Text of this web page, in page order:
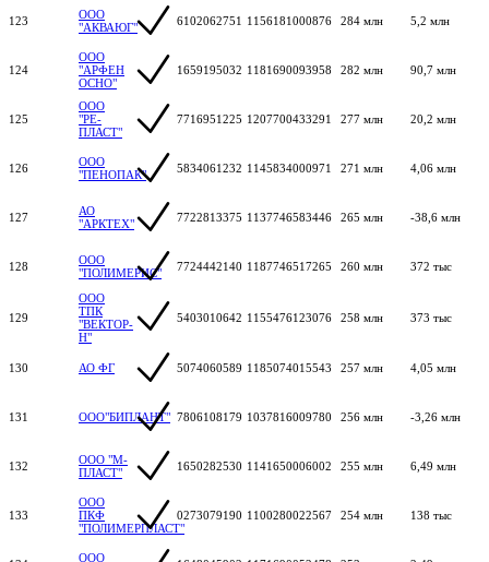
123
ООО
"АКВАЮГ"
6102062751 1156181000876 284 млн 5,2 млн
124
ООО
"АРФЕН
ОСНО"
1659195032 1181690093958 282 млн 90,7 млн
125
ООО
"РЕ-
ПЛАСТ"
7716951225 1207700433291 277 млн 20,2 млн
126
ООО
"ПЕНОПАК"
5834061232 1145834000971 271 млн 4,06 млн
127
АО
"АРКТЕХ"
7722813375 1137746583446 265 млн -38,6 млн
128
ООО
"ПОЛИМЕРИС"
7724442140 1187746517265 260 млн 372 тыс
129
ООО
ТПК
"ВЕКТОР-
Н"
5403010642 1155476123076 258 млн 373 тыс
130 АО ФГ 5074060589 1185074015543 257 млн 4,05 млн
131 ООО"БИПЛАНТ" 7806108179 1037816009780 256 млн -3,26 млн
132
ООО "М-
ПЛАСТ"
1650282530 1141650006002 255 млн 6,49 млн
133
ООО
ПКФ
"ПОЛИМЕРПЛАСТ"
0273079190 1100280022567 254 млн 138 тыс
ООО